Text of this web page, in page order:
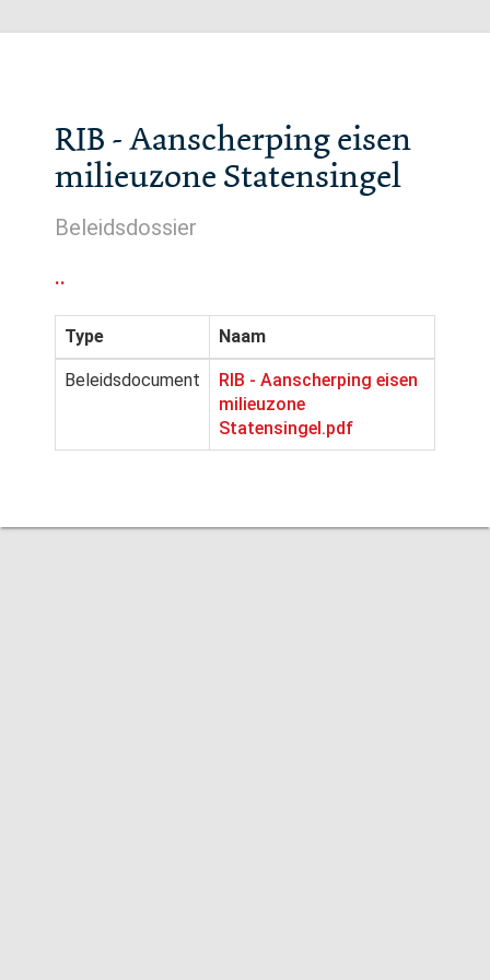
RIB - Aanscherping eisen
milieuzone Statensingel
Beleidsdossier
..
Type Naam
Beleidsdocument
RIB - Aanscherping eisen
milieuzone
Statensingel.pdf